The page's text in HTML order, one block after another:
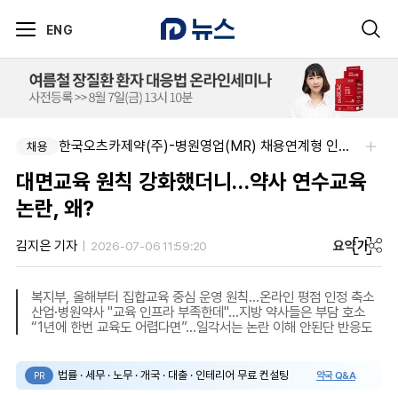
ENG
채용 알보젠코리아-향남공장 OQA 품질약사 채용(주5일/파트타임 가능)
채용 한국오츠카제약(주)-병원영업(MR) 채용연계형 인턴(신입사원) 모집 공고
대면교육 원칙 강화했더니…약사 연수교육
논란, 왜?
김지은 기자 2026-07-06 11:59:20 요약가
복지부, 올해부터 집합교육 중심 운영 원칙…온라인 평점 인정 축소
산업·병원약사 "교육 인프라 부족한데"…지방 약사들은 부담 호소
“1년에 한번 교육도 어렵다면”…일각서는 논란 이해 안된단 반응도
PR 법률 · 세무 · 노무 · 개국 · 대출 · 인테리어 무료 컨설팅 약국 Q&A